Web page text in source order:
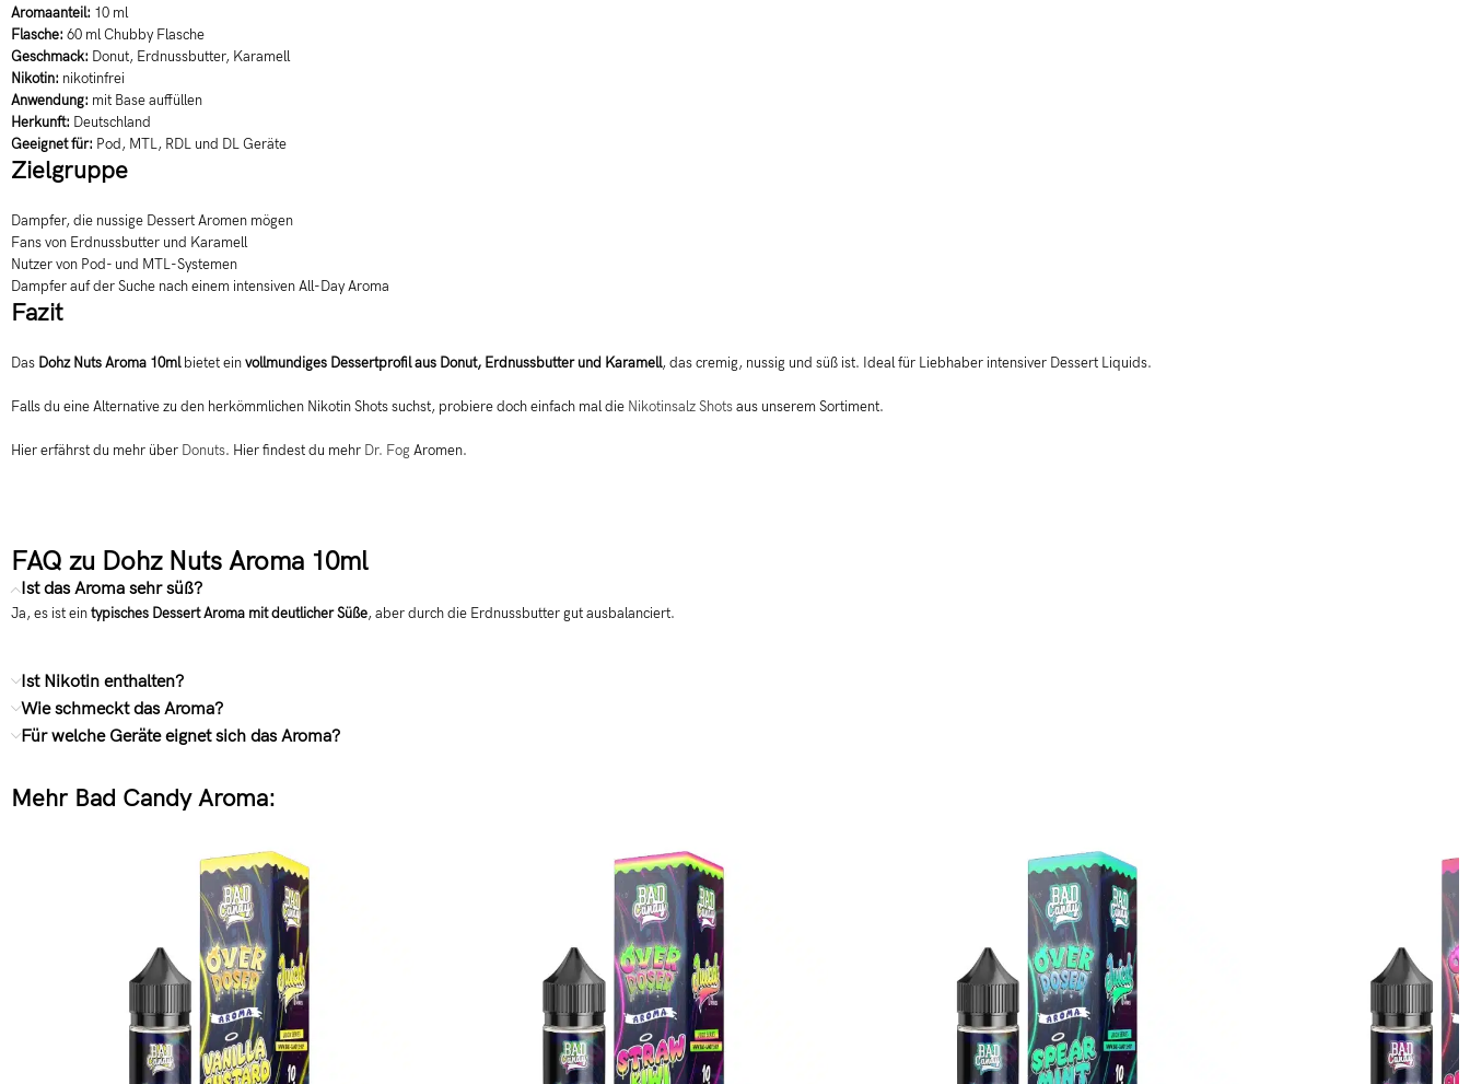
Aromaanteil: 10 ml
Flasche: 60 ml Chubby Flasche
Geschmack: Donut, Erdnussbutter, Karamell
Nikotin: nikotinfrei
Anwendung: mit Base auffüllen
Herkunft: Deutschland
Geeignet für: Pod, MTL, RDL und DL Geräte
Zielgruppe
Dampfer, die nussige Dessert Aromen mögen
Fans von Erdnussbutter und Karamell
Nutzer von Pod- und MTL-Systemen
Dampfer auf der Suche nach einem intensiven All-Day Aroma
Fazit
Das Dohz Nuts Aroma 10mlbietet einvollmundiges Dessertprofil aus Donut, Erdnussbutter und Karamell, das cremig, nussig und süß ist. Ideal für Liebhaber intensiver Dessert Liquids.
Falls du eine Alternative zu den herkömmlichen Nikotin Shots suchst, probiere doch einfach mal die Nikotinsalz Shotsaus unserem Sortiment.
Hier erfährst du mehr über Donuts. Hier findest du mehr Dr. Fog Aromen.
FAQ zu Dohz Nuts Aroma 10ml
Ist das Aroma sehr süß?
Ja, es ist eintypisches Dessert Aroma mit deutlicher Süße, aber durch die Erdnussbutter gut ausbalanciert.
Ist Nikotin enthalten?
Wie schmeckt das Aroma?
Für welche Geräte eignet sich das Aroma?
Mehr Bad Candy Aroma: